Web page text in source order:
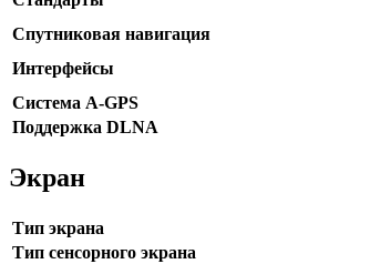
Спутниковая навигация
Интерфейсы
Cистема A-GPS
Поддержка DLNA
Экран
Тип экрана
Тип сенсорного экрана